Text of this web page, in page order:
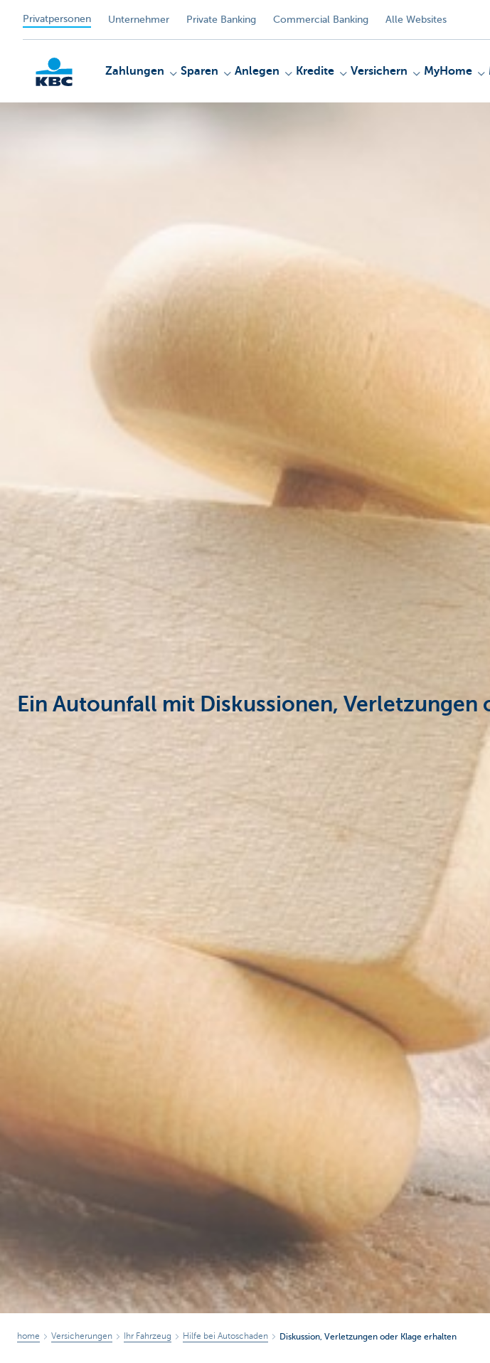
Privatpersonen Unternehmer Private Banking Commercial Banking Alle Websites
Zahlungen Sparen Anlegen Kredite Versichern MyHome
Ein Autounfall mit Diskussionen, Verletzungen
home Versicherungen Ihr Fahrzeug Hilfe bei Autoschaden Diskussion, Verletzungen oder Klage erhalten